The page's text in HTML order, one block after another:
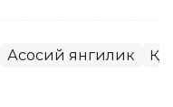
Асосий янгилик ҚР